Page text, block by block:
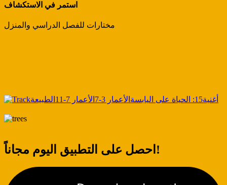
استمر في الاستكشاف
مختارات للفصل الدراسي والمنزل
أغنية15: الحياة على اليابسة الأعمار 3-7 الأعمار 7-11 الطبيعة
احصل على التطبيق اليوم مجاناً!